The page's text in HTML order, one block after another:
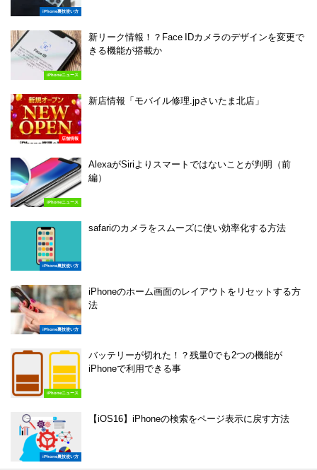
iPhone裏技使い方
iPhoneニュース
新リーク情報！？Face IDカメラのデザインを変更で
きる機能が搭載か
店舗情報
新店情報「モバイル修理.jpさいたま北店」
iPhoneニュース
AlexaがSiriよりスマートではないことが判明（前
編）
iPhone裏技使い方
safariのカメラをスムーズに使い効率化する方法
iPhone裏技使い方
iPhoneのホーム画面のレイアウトをリセットする方
法
iPhoneニュース
バッテリーが切れた！？残量0でも2つの機能が
iPhoneで利用できる事
iPhone裏技使い方
【iOS16】iPhoneの検索をページ表示に戻す方法